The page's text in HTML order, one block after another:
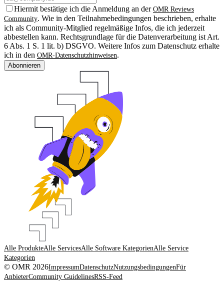
Hiermit bestätige ich die Anmeldung an der OMR Reviews
Community. Wie in den Teilnahmebedingungen beschrieben, erhalte
ich als Community-Mitglied regelmäßige Infos, die ich jederzeit
abbestellen kann. Rechtsgrundlage für die Datenverarbeitung ist Art.
6 Abs. 1 S. 1 lit. b) DSGVO. Weitere Infos zum Datenschutz erhalte
ich in den OMR-Datenschutzhinweisen.
Abonnieren
Alle ProdukteAlle ServicesAlle Software KategorienAlle Service
Kategorien
© OMR 2026ImpressumDatenschutzNutzungsbedingungenFür
AnbieterCommunity GuidelinesRSS-Feed